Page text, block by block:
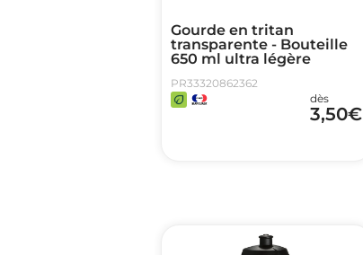
Gourde en tritan
transparente - Bouteille
650 ml ultra légère
PR33320862362
dès
3,50€